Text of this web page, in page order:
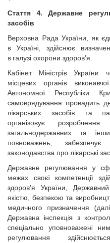
Стаття 4. Державне
засобів
Верховна Рада України, як
в Україні, здійснює
в галузі охорони здоров’я.
Кабінет Міністрів
місцевих органів
Автономної Республіки
самоврядування провадить
лікарських засобів та
організовує
загальнодержавних та
повноважень,
законодавства про лікарські
Державне регулювання у
межах своєї компетенції
здоров’я України,
якістю, безпекою та
медичного призначення
Державна інспекція з
спеціально уповноважені
регулювання